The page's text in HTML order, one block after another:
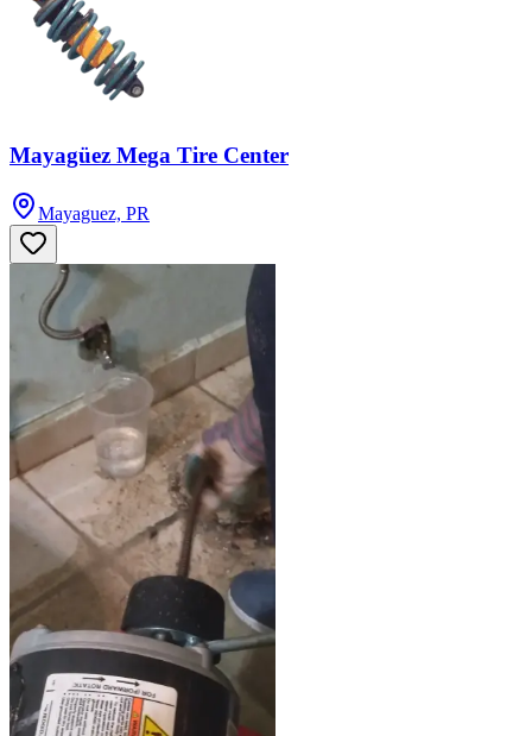
Mayagüez Mega Tire Center
Mayaguez, PR